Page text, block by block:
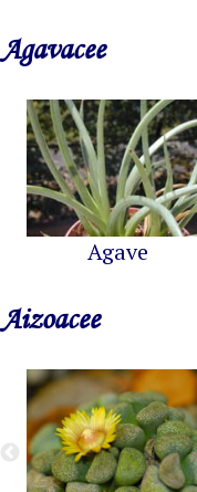
Agavacee
Agave
Aizoacee